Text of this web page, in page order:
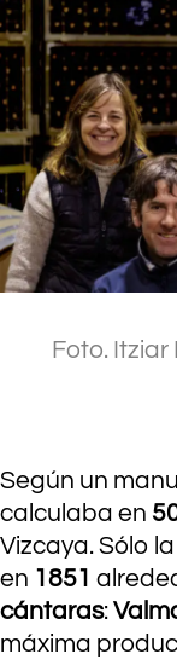
Foto. Itziar
Según un
calculaba en
Vizcaya. Sólo
en 1851
cántaras:
máxima